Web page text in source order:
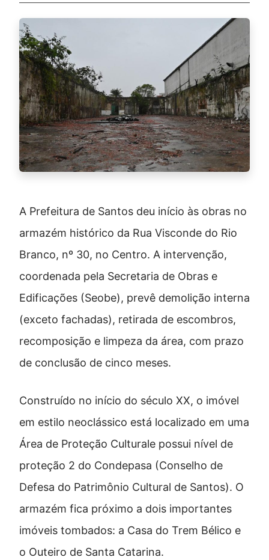
A Prefeitura de Santos deu início às obras no
armazém histórico da Rua Visconde do Rio
Branco, nº 30, no Centro. A intervenção,
coordenada pela Secretaria de Obras e
Edificações (Seobe), prevê demolição interna
(exceto fachadas), retirada de escombros,
recomposição e limpeza da área, com prazo
de conclusão de cinco meses.
Construído no início do século XX, o imóvel
em estilo neoclássico está localizado em uma
Área de Proteção Culturale possui nível de
proteção 2 do Condepasa (Conselho de
Defesa do Patrimônio Cultural de Santos). O
armazém fica próximo a dois importantes
imóveis tombados: a Casa do Trem Bélico e
o Outeiro de Santa Catarina.